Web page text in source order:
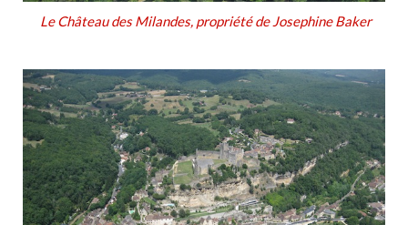
Le Château des Milandes, propriété de Josephine Baker